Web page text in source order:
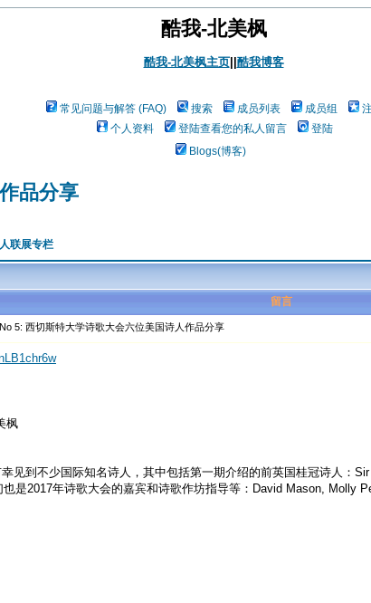
酷我-北美枫
酷我-北美枫主页|| 酷我博客
常见问题与解答 (FAQ) 搜索 成员列表 成员组
个人资料
登陆查看您的私人留言
登陆
Blogs(博客)
品分享
联展专栏
留言
5: 西切斯特大学诗歌大会六位美国诗人作品分享
枫
见到不少国际知名诗人，其中包括第一期介绍的前英国桂冠诗人：
是2017年诗歌大会的嘉宾和诗歌作坊指导等：David Mason, Molly